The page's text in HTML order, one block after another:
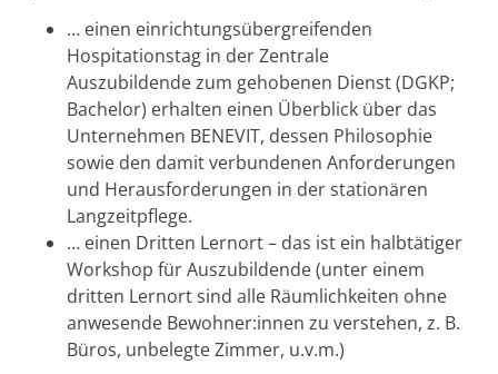
… einen einrichtungsübergreifenden
Hospitationstag in der Zentrale
Auszubildende zum gehobenen Dienst (DGKP;
Bachelor) erhalten einen Überblick über das
Unternehmen BENEVIT, dessen Philosophie
sowie den damit verbundenen Anforderungen
und Herausforderungen in der stationären
Langzeitpflege.
… einen Dritten Lernort – das ist ein halbtätiger
Workshop für Auszubildende (unter einem
dritten Lernort sind alle Räumlichkeiten ohne
anwesende Bewohner:innen zu verstehen, z. B.
Büros, unbelegte Zimmer, u.v.m.)